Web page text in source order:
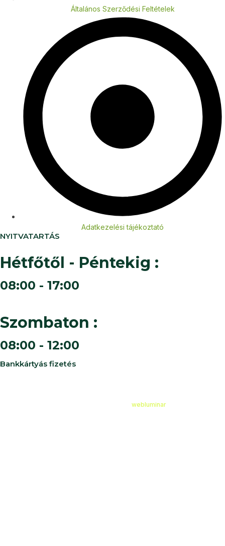
Általános Szerződési Feltételek
Adatkezelési tájékoztató
NYITVATARTÁS
Hétfőtől - Péntekig :
08:00 - 17:00
Szombaton :
08:00 - 12:00
Bankkártyás fizetés
webluminar